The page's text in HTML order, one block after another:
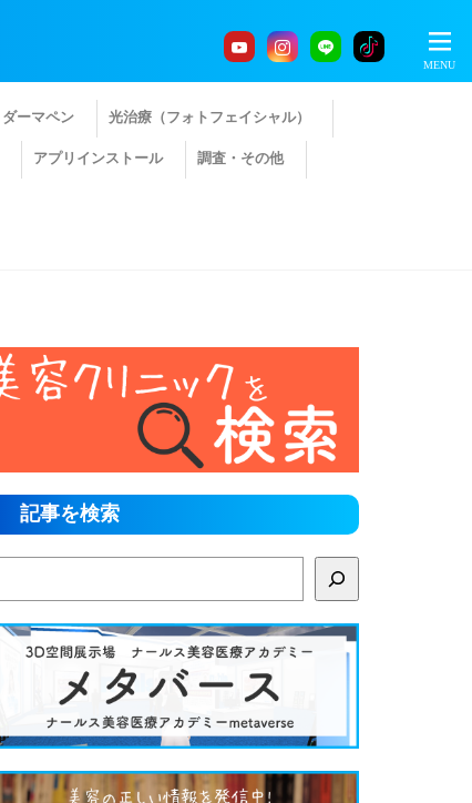
ダーマペン 光治療（フォトフェイシャル）
アプリインストール 調査・その他
記事を検索